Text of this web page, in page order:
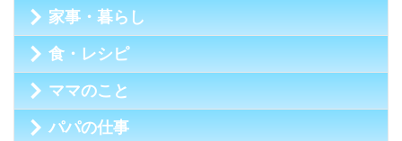
家事・暮らし
食・レシピ
ママのこと
パパの仕事